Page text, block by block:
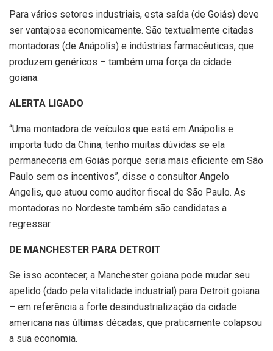
Para vários setores industriais, esta saída (de Goiás) deve
ser vantajosa economicamente. São textualmente citadas
montadoras (de Anápolis) e indústrias farmacêuticas, que
produzem genéricos – também uma força da cidade
goiana.
ALERTA LIGADO
“Uma montadora de veículos que está em Anápolis e
importa tudo da China, tenho muitas dúvidas se ela
permaneceria em Goiás porque seria mais eficiente em São
Paulo sem os incentivos”, disse o consultor Angelo
Angelis, que atuou como auditor fiscal de São Paulo. As
montadoras no Nordeste também são candidatas a
regressar.
DE MANCHESTER PARA DETROIT
Se isso acontecer, a Manchester goiana pode mudar seu
apelido (dado pela vitalidade industrial) para Detroit goiana
– em referência a forte desindustrialização da cidade
americana nas últimas décadas, que praticamente colapsou
a sua economia.